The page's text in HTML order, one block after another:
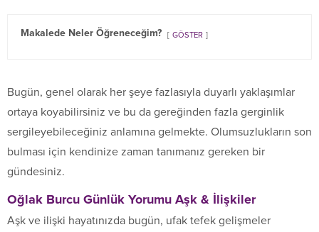
Makalede Neler Öğreneceğim? GÖSTER
Bugün, genel olarak her şeye fazlasıyla duyarlı yaklaşımlar
ortaya koyabilirsiniz ve bu da gereğinden fazla gerginlik
sergileyebileceğiniz anlamına gelmekte. Olumsuzlukların son
bulması için kendinize zaman tanımanız gereken bir
gündesiniz.
Oğlak Burcu Günlük Yorumu Aşk & İlişkiler
Aşk ve ilişki hayatınızda bugün, ufak tefek gelişmeler